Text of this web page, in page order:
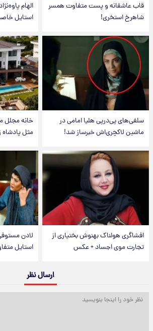
قاب عاشقانه و پست متفاوت همسر
شاهرخ استخری!
الهام
استایل
سلفی‌های پی‌درپی هلیا امامی در
ماشین لاکچری‌اش خبرساز شد!
خانه مجلل
مثل پادشاه
افشاگری هولناک بهنوش بختیاری از
تجارت موی اجساد + عکس
استایل
ارسال نظر